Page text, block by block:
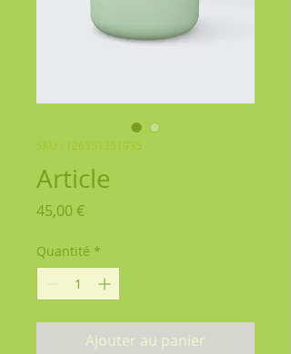
SKU : 126351351935
Article
45,00 €Prix
Quantité *
Ajouter au panier